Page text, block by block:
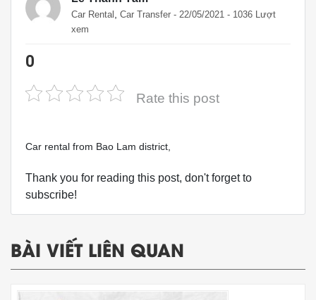
Car Rental Car Transfer - 22/05/2021 - 1036 Lượt
xem
0
Rate this post
Car rental from Bao Lam district,
Thank you for reading this post, don't forget to
subscribe!
BÀI VIẾT LIÊN QUAN